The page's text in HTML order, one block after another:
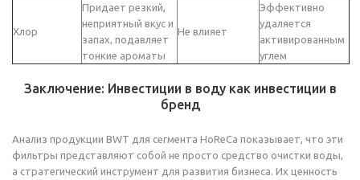
Хлор
Придает резкий,
неприятный вкус и
запах, подавляет
тонкие ароматы
Не влияет
Эффективно
удаляется
активированным
углем
Заключение: Инвестиции в воду как инвестиции в
бренд
Анализ продукции BWT для сегмента HoReCa показывает, что эти
фильтры представляют собой не просто средство очистки воды,
а стратегический инструмент для развития бизнеса. Их ценность